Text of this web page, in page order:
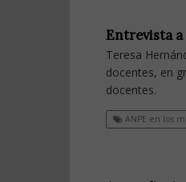
Entrevista a
Teresa
docentes, en
docentes.
ANPE en los